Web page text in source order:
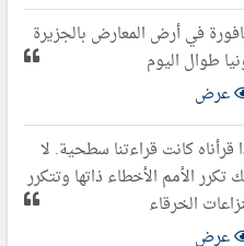
في أرض المعارض بالجزيرة
طوال اليوم
عرض
قرأناه كانت قراءتنا سطحية. لا
تكرر الأمم الأخطاء ذاتها وتتكرر
الخرقاء
عرض